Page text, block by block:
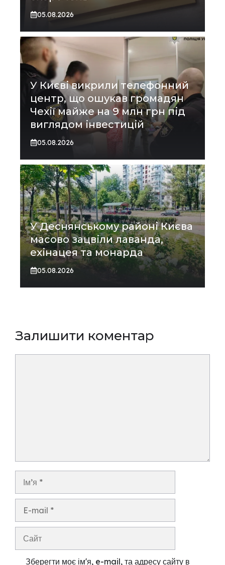
05.08.2026
У Києві викрили телефонний
центр, що ошукав громадян
Чехії майже на 9 млн грн під
виглядом інвестицій
05.08.2026
У Деснянському районі Києва
масово зацвіли лаванда,
ехінацея та монарда
05.08.2026
Залишити коментар
Зберегти моє ім'я, e-mail, та адресу сайту в